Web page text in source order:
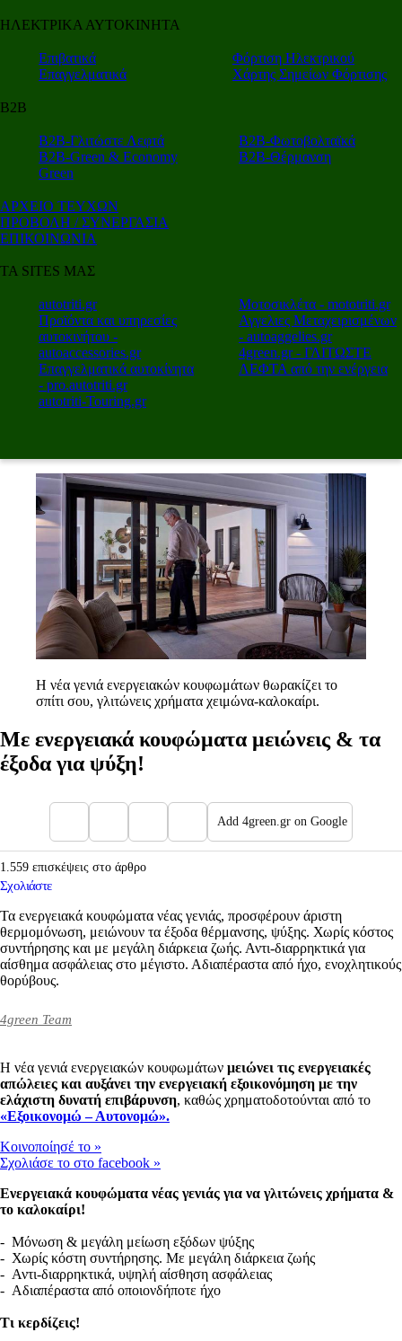
ΗΛΕΚΤΡΙΚΑ ΑΥΤΟΚΙΝΗΤΑ
Επιβατικά
Επαγγελματικά
Φόρτιση Ηλεκτρικού
Χάρτης Σημείων Φόρτισης
Β2Β
Β2Β-Γλιτώστε Λεφτά
Β2Β-Green & Economy
Green
Β2Β-Φωτοβολταϊκά
Β2Β-Θέρμανση
ΑΡΧΕΙΟ ΤΕΥΧΩΝ
ΠΡΟΒΟΛΗ / ΣΥΝΕΡΓΑΣΙΑ
ΕΠΙΚΟΙΝΩΝΙΑ
ΤΑ SITES ΜΑΣ
autotriti.gr
Προϊόντα και υπηρεσίες
αυτοκινήτου -
autoaccessories.gr
Επαγγελματικά αυτοκίνητα
- pro.autotriti.gr
autotriti-Touring.gr
Μοτοσικλέτα - mototriti.gr
Αγγελιες Μεταχειρισμένων
- autoaggelies.gr
4green.gr - ΓΛΙΤΩΣΤΕ
ΛΕΦΤΑ από την ενέργεια
Η νέα γενιά ενεργειακών κουφωμάτων θωρακίζει το
σπίτι σου, γλιτώνεις χρήματα χειμώνα-καλοκαίρι.
Με ενεργειακά κουφώματα μειώνεις & τα
έξοδα για ψύξη!
Add 4green.gr on Google
1.559 επισκέψεις στο άρθρο
Σχολιάστε
Τα ενεργειακά κουφώματα νέας γενιάς, προσφέρουν άριστη
θερμομόνωση, μειώνουν τα έξοδα θέρμανσης, ψύξης. Χωρίς κόστος
συντήρησης και με μεγάλη διάρκεια ζωής. Αντι-διαρρηκτικά για
αίσθημα ασφάλειας στο μέγιστο. Αδιαπέραστα από ήχο, ενοχλητικούς
θορύβους.
4green Team
Η νέα γενιά ενεργειακών κουφωμάτων μειώνει τις ενεργειακές
απώλειες και αυξάνει την ενεργειακή εξοικονόμηση με την
ελάχιστη δυνατή επιβάρυνση, καθώς χρηματοδοτούνται από το
«Εξοικονομώ – Αυτονομώ».
Kοινοποίησέ το »
Σχολιάσε το στο facebook »
Ενεργειακά κουφώματα νέας γενιάς για να γλιτώνεις χρήματα &
το καλοκαίρι!
- Μόνωση & μεγάλη μείωση εξόδων ψύξης
- Χωρίς κόστη συντήρησης. Με μεγάλη διάρκεια ζωής
- Αντι-διαρρηκτικά, υψηλή αίσθηση ασφάλειας
- Αδιαπέραστα από οποιονδήποτε ήχο
Τι κερδίζεις!